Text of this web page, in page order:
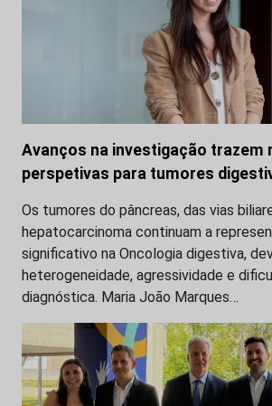
Avanços na investigação trazem
perspetivas para tumores
Os tumores do pâncreas, das vias
hepatocarcinoma continuam a
significativo na Oncologia digestiva,
heterogeneidade, agressividade e
diagnóstica. Maria João Marques…